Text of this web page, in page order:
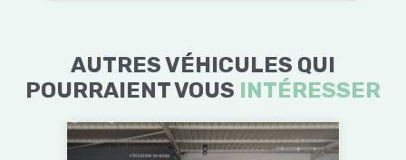
AUTRES VÉHICULES QUI
POURRAIENT VOUS INTÉRESSER